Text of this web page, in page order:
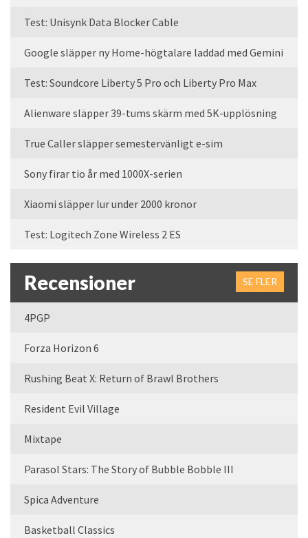
Test: Unisynk Data Blocker Cable
Google släpper ny Home-högtalare laddad med Gemini
Test: Soundcore Liberty 5 Pro och Liberty Pro Max
Alienware släpper 39-tums skärm med 5K-upplösning
True Caller släpper semestervänligt e-sim
Sony firar tio år med 1000X-serien
Xiaomi släpper lur under 2000 kronor
Test: Logitech Zone Wireless 2 ES
Recensioner SE FLER
4PGP
Forza Horizon 6
Rushing Beat X: Return of Brawl Brothers
Resident Evil Village
Mixtape
Parasol Stars: The Story of Bubble Bobble III
Spica Adventure
Basketball Classics